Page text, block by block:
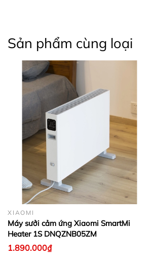
Sản phẩm cùng loại
XIAOMI
Máy sưởi cảm ứng Xiaomi SmartMi
Heater 1S DNQZNB05ZM
1.890.000₫